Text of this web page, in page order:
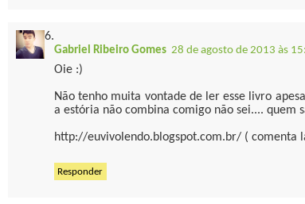
Gabriel Ribeiro Gomes 28 de agosto de 2013 às
Oie :)
Não tenho muita vontade de ler esse livro
a estória não combina comigo não sei.... quem
http://euvivolendo.blogspot.com.br/ ( comenta
Responder